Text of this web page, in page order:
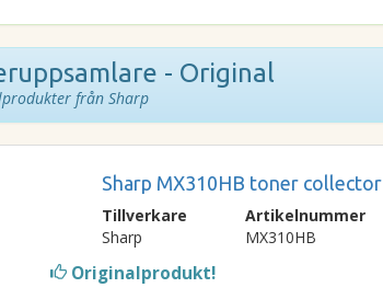
- Original
från Sharp
Sharp MX310HB toner collector
Tillverkare
Sharp
Artikelnummer
MX310HB
Originalprodukt!